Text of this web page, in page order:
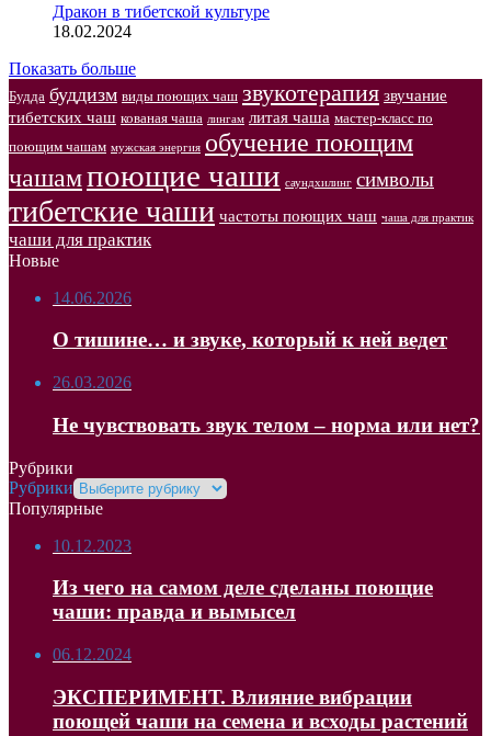
Дракон в тибетской культуре
18.02.2024
Показать больше
Будда буддизм виды поющих чаш звукотерапия звучание
тибетских чаш кованая чаша лингам литая чаша мастер-класс по
поющим чашам мужская энергия обучение поющим
чашампоющие чаши саундхилинг символы
тибетские чаши частоты поющих чаш чаша для практик
чаши для практик
Новые
14.06.2026
О тишине… и звуке, который к ней ведет
26.03.2026
Не чувствовать звук телом – норма или нет?
Рубрики
Рубрики
Популярные
10.12.2023
Из чего на самом деле сделаны поющие
чаши: правда и вымысел
06.12.2024
ЭКСПЕРИМЕНТ. Влияние вибрации
поющей чаши на семена и всходы растений